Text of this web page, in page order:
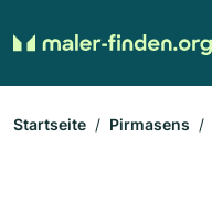
Startseite Pirmasens